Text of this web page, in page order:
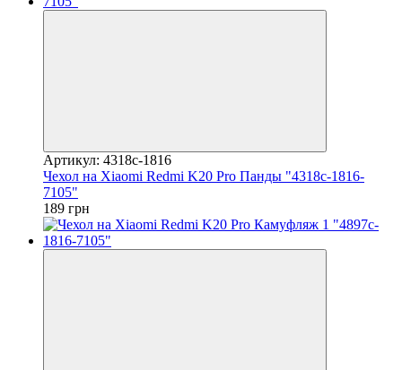
Артикул: 4318c-1816
Чехол на Xiaomi Redmi K20 Pro Панды "4318c-1816-
7105"
189 грн